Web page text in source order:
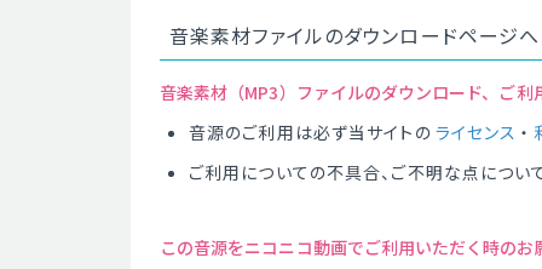
音楽素材ファイルのダウンロードページへ
音楽素材（MP3）ファイルのダウンロード、ご
音源のご利用は必ず当サイトの ライセンス ・
ご利用についての不具合、ご不明な点につい
この音源をニコニコ動画でご利用いただく時のお